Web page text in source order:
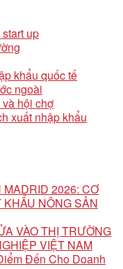
up
khẩu quốc tế
ngoài
hội chợ
xuất nhập khẩu
MADRID 2026: CƠ
KHẨU NÔNG SẢN
VÀO THỊ TRƯỜNG
VIỆT NAM
Đến Cho Doanh